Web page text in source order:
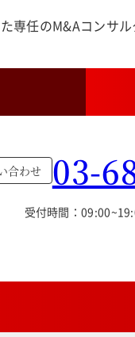
専任のM&Aコンサ
合わせ 03-
受付時間：